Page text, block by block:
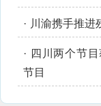
· 川渝携手推进
· 四川两个节
节目